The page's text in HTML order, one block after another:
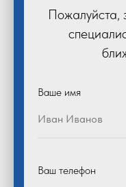
Пожалуйста,
Ваше имя
Ваш телефон